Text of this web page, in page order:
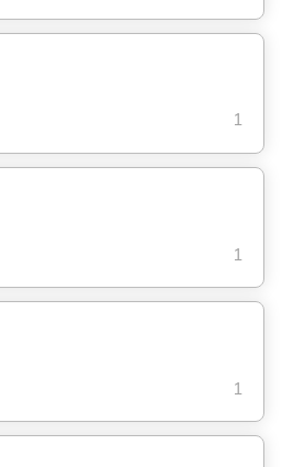
1
1
1